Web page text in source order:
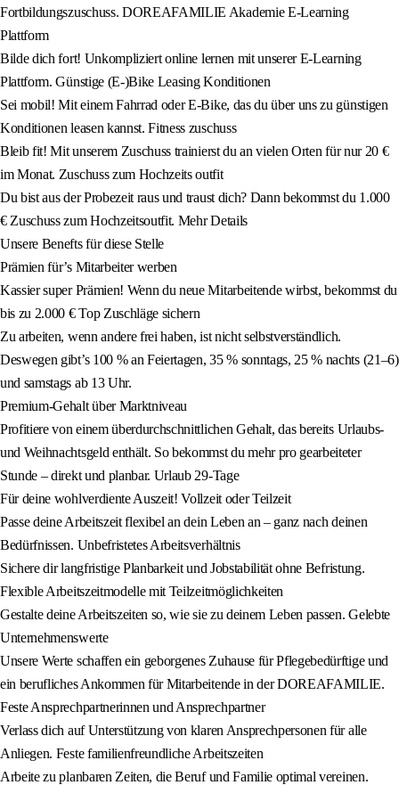
Fortbildungszuschuss. DOREAFAMILIE Akademie E-Learning
Plattform
Bilde dich fort! Unkompliziert online lernen mit unserer E-Learning
Plattform. Günstige (E-)Bike Leasing Konditionen
Sei mobil! Mit einem Fahrrad oder E-Bike, das du über uns zu günstigen
Konditionen leasen kannst. Fitness zuschuss
Bleib fit! Mit unserem Zuschuss trainierst du an vielen Orten für nur 20 €
im Monat. Zuschuss zum Hochzeits outfit
Du bist aus der Probezeit raus und traust dich? Dann bekommst du 1.000
€ Zuschuss zum Hochzeitsoutfit. Mehr Details
Unsere Benefts für diese Stelle
Prämien für’s Mitarbeiter werben
Kassier super Prämien! Wenn du neue Mitarbeitende wirbst, bekommst du
bis zu 2.000 € Top Zuschläge sichern
Zu arbeiten, wenn andere frei haben, ist nicht selbstverständlich.
Deswegen gibt’s 100 % an Feiertagen, 35 % sonntags, 25 % nachts (21–6)
und samstags ab 13 Uhr.
Premium-Gehalt über Marktniveau
Profitiere von einem überdurchschnittlichen Gehalt, das bereits Urlaubs-
und Weihnachtsgeld enthält. So bekommst du mehr pro gearbeiteter
Stunde – direkt und planbar. Urlaub 29-Tage
Für deine wohlverdiente Auszeit! Vollzeit oder Teilzeit
Passe deine Arbeitszeit flexibel an dein Leben an – ganz nach deinen
Bedürfnissen. Unbefristetes Arbeitsverhältnis
Sichere dir langfristige Planbarkeit und Jobstabilität ohne Befristung.
Flexible Arbeitszeitmodelle mit Teilzeitmöglichkeiten
Gestalte deine Arbeitszeiten so, wie sie zu deinem Leben passen. Gelebte
Unternehmenswerte
Unsere Werte schaffen ein geborgenes Zuhause für Pflegebedürftige und
ein berufliches Ankommen für Mitarbeitende in der DOREAFAMILIE.
Feste Ansprechpartnerinnen und Ansprechpartner
Verlass dich auf Unterstützung von klaren Ansprechpersonen für alle
Anliegen. Feste familienfreundliche Arbeitszeiten
Arbeite zu planbaren Zeiten, die Beruf und Familie optimal vereinen.